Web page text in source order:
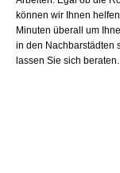
können wir Ihnen
Minuten überall um
in den Nachbarstädten
lassen Sie sich beraten.